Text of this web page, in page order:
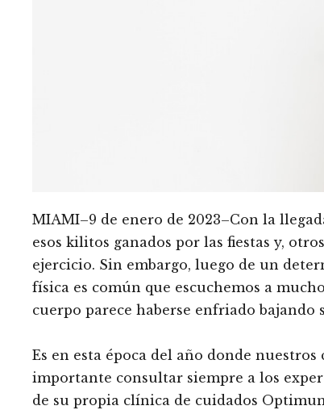
MIAMI–9 de enero de 2023–Con la
esos kilitos ganados por las fiestas y,
ejercicio. Sin embargo, luego de un
física es común que escuchemos a
cuerpo parece haberse enfriado
Es en esta época del año donde
importante consultar siempre a los
de su propia clínica de cuidados